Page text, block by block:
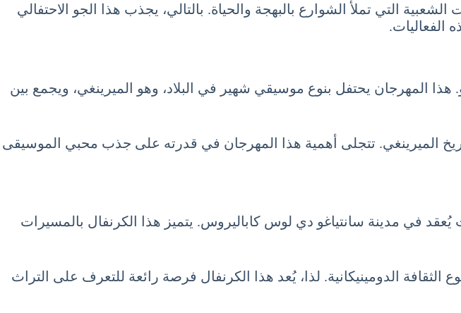
التي تملأ الشوارع بالبهجة والحياة. بالتالي، يجذب هذا الجو الاحتفالي
الفعاليات.
هذا المهرجان يحتفل بنوع موسيقي شهير في البلاد، وهو الميرينغي، ويجمع بين
الميرينغي. تتجلى أهمية هذا المهرجان في قدرته على جذب محبي الموسيقى
يُعقد في مدينة سانتياغو دي لوس كاباليروس. يتميز هذا الكرنفال بالمسيرات
الدومينيكانية. لذا، يُعد هذا الكرنفال فرصة رائعة للتعرف على التراث